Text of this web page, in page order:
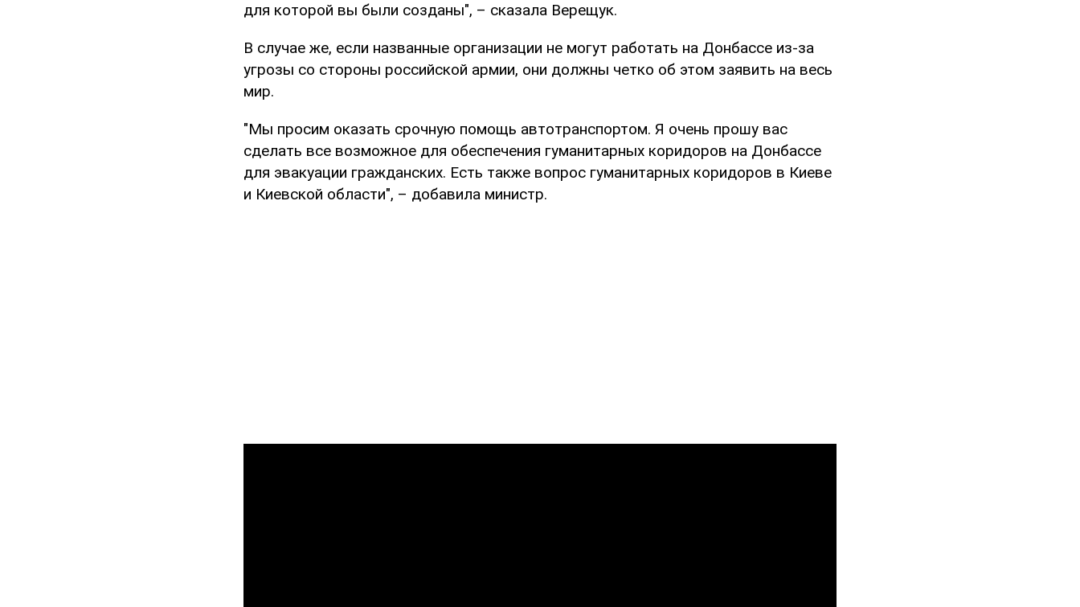
для которой вы были созданы", – сказала Верещук.
В случае же, если названные организации не могут работать на Донбассе из-за
угрозы со стороны российской армии, они должны четко об этом заявить на весь
мир.
"Мы просим оказать срочную помощь автотранспортом. Я очень прошу вас
сделать все возможное для обеспечения гуманитарных коридоров на Донбассе
для эвакуации гражданских. Есть также вопрос гуманитарных коридоров в Киеве
и Киевской области", – добавила министр.